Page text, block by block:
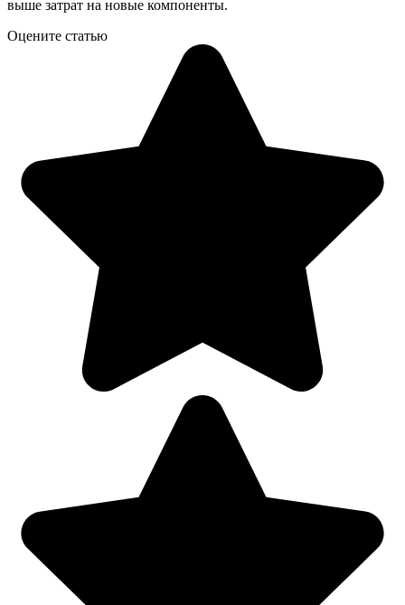
выше затрат на новые компоненты.
Оцените статью